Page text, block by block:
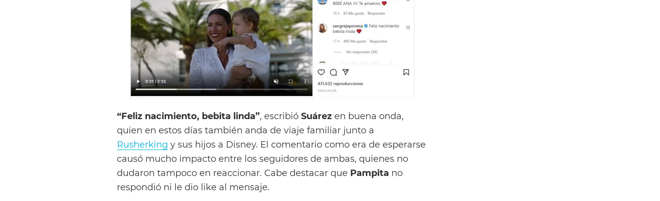
“Feliz nacimiento, bebita linda”, escribió Suárez en buena onda,
quien en estos días también anda de viaje familiar junto a
Rusherking y sus hijos a Disney. El comentario como era de esperarse
causó mucho impacto entre los seguidores de ambas, quienes no
dudaron tampoco en reaccionar. Cabe destacar que Pampita no
respondió ni le dio like al mensaje.